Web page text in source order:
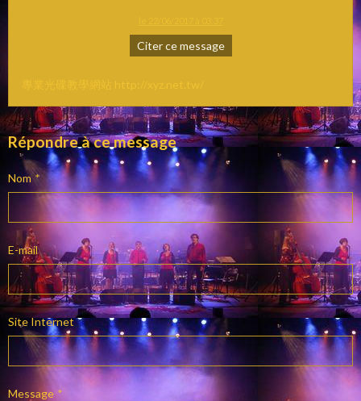
Citer ce message
專業光碟教學網站 http://xyz.net.tw/
Répondre à ce message
Nom
E-mail
Site Internet
Message